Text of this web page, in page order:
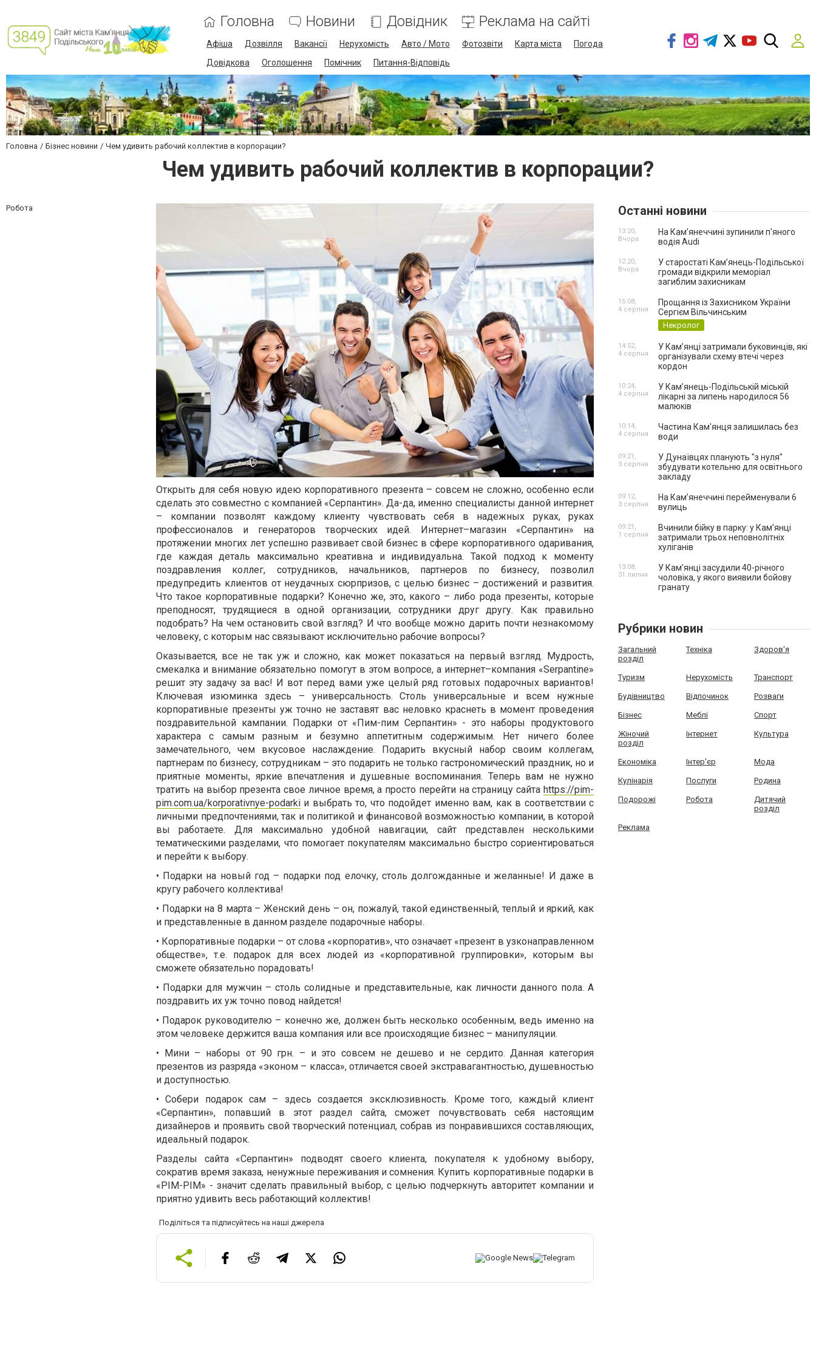
Головна Новини Довідник Реклама на сайті
Афіша Дозвілля Вакансії Нерухомість Авто / Мото Фотозвіти Карта міста
Погода
Довідкова
Оголошення Помічник Питання-Відповідь
Головна Бізнес новини Чем удивить рабочий коллектив в корпорации?
Чем удивить рабочий коллектив в корпорации?
Робота
Открыть для себя новую идею корпоративного презента – совсем не сложно, особенно если
сделать это совместно с компанией «Серпантин». Да-да, именно специалисты данной интернет
– компании позволят каждому клиенту чувствовать себя в надежных руках, руках
профессионалов и генераторов творческих идей. Интернет–магазин «Серпантин» на
протяжении многих лет успешно развивает свой бизнес в сфере корпоративного одаривания,
где каждая деталь максимально креативна и индивидуальна. Такой подход к моменту
поздравления коллег, сотрудников, начальников, партнеров по бизнесу, позволил
предупредить клиентов от неудачных сюрпризов, с целью бизнес – достижений и развития.
Что такое корпоративные подарки? Конечно же, это, какого – либо рода презенты, которые
преподносят, трудящиеся в одной организации, сотрудники друг другу. Как правильно
подобрать? На чем остановить свой взгляд? И что вообще можно дарить почти незнакомому
человеку, с которым нас связывают исключительно рабочие вопросы?
Оказывается, все не так уж и сложно, как может показаться на первый взгляд. Мудрость,
смекалка и внимание обязательно помогут в этом вопросе, а интернет–компания «Serpantine»
решит эту задачу за вас! И вот перед вами уже целый ряд готовых подарочных вариантов!
Ключевая изюминка здесь – универсальность. Столь универсальные и всем нужные
корпоративные презенты уж точно не заставят вас неловко краснеть в момент проведения
поздравительной кампании. Подарки от «Пим-пим Серпантин» - это наборы продуктового
характера с самым разным и безумно аппетитным содержимым. Нет ничего более
замечательного, чем вкусовое наслаждение. Подарить вкусный набор своим коллегам,
партнерам по бизнесу, сотрудникам – это подарить не только гастрономический праздник, но и
приятные моменты, яркие впечатления и душевные воспоминания. Теперь вам не нужно
тратить на выбор презента свое личное время, а просто перейти на страницу сайта https://pim-
pim.com.ua/korporativnye-podarki и выбрать то, что подойдет именно вам, как в соответствии с
личными предпочтениями, так и политикой и финансовой возможностью компании, в которой
вы работаете. Для максимально удобной навигации, сайт представлен несколькими
тематическими разделами, что помогает покупателям максимально быстро сориентироваться
и перейти к выбору.
• Подарки на новый год – подарки под елочку, столь долгожданные и желанные! И даже в
кругу рабочего коллектива!
• Подарки на 8 марта – Женский день – он, пожалуй, такой единственный, теплый и яркий, как
и представленные в данном разделе подарочные наборы.
• Корпоративные подарки – от слова «корпоратив», что означает «презент в узконаправленном
обществе», т.е. подарок для всех людей из «корпоративной группировки», которым вы
сможете обязательно порадовать!
• Подарки для мужчин – столь солидные и представительные, как личности данного пола. А
поздравить их уж точно повод найдется!
• Подарок руководителю – конечно же, должен быть несколько особенным, ведь именно на
этом человеке держится ваша компания или все происходящие бизнес – манипуляции.
• Мини – наборы от 90 грн. – и это совсем не дешево и не сердито. Данная категория
презентов из разряда «эконом – класса», отличается своей экстравагантностью, душевностью
и доступностью.
• Собери подарок сам – здесь создается эксклюзивность. Кроме того, каждый клиент
«Серпантин», попавший в этот раздел сайта, сможет почувствовать себя настоящим
дизайнеров и проявить свой творческий потенциал, собрав из понравившихся составляющих,
идеальный подарок.
Разделы сайта «Серпантин» подводят своего клиента, покупателя к удобному выбору,
сократив время заказа, ненужные переживания и сомнения. Купить корпоративные подарки в
«PIM-PIM» - значит сделать правильный выбор, с целью подчеркнуть авторитет компании и
приятно удивить весь работающий коллектив!
Поділіться та підписуйтесь на наші джерела
Останні новини
На Камʼянеччині зупинили п'яного
водія Audi
13:20,
Вчора
У старостаті Кам’янець-Подільської
громади відкрили меморіал
загиблим захисникам
12:20,
Вчора
Прощання із Захисником України
Сергієм Вільчинським
Некролог
15:08,
4 серпня
У Кам’янці затримали буковинців, які
організували схему втечі через
кордон
14:52,
4 серпня
У Кам’янець-Подільській міській
лікарні за липень народилося 56
малюків
10:24,
4 серпня
Частина Кам'янця залишилась без
води
10:14,
4 серпня
У Дунаївцях планують "з нуля"
збудувати котельню для освітнього
закладу
09:21,
3 серпня
На Камʼянеччині перейменували 6
вулиць
09:12,
3 серпня
Вчинили бійку в парку: у Кам’янці
затримали трьох неповнолітніх
хуліганів
09:21,
1 серпня
У Камʼянці засудили 40-річного
чоловіка, у якого виявили бойову
гранату
13:08,
31 липня
Рубрики новин
Загальний
розділ
Техніка Здоров'я
Туризм Нерухомість Транспорт
Будівництво Відпочинок Розваги
Бізнес Меблі Спорт
Жіночий
розділ
Інтернет Культура
Економіка Інтер'єр Мода
Кулінарія Послуги Родина
Подорожі Робота
Дитячий
розділ
Реклама